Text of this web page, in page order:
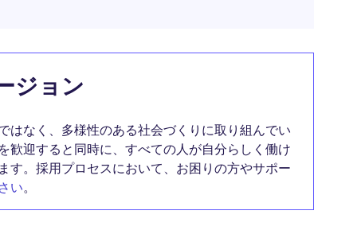
ジョン
はなく、多様性のある社会づくりに取り組んでい
歓迎すると同時に、すべての人が自分らしく働け
す。採用プロセスにおいて、お困りの方やサポー
い。